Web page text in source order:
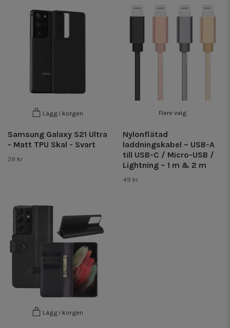
Lägg i korgen
Samsung Galaxy S21 Ultra
- Matt TPU Skal - Svart
39 kr
Flere valg
Nylonflätad
laddningskabel – USB-A
till USB-C / Micro-USB /
Lightning – 1 m & 2 m
49 kr
Lägg i korgen